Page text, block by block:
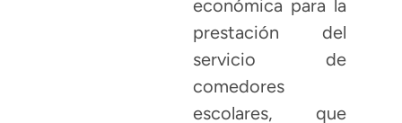
económica para la
prestación del
servicio de
comedores
escolares, que